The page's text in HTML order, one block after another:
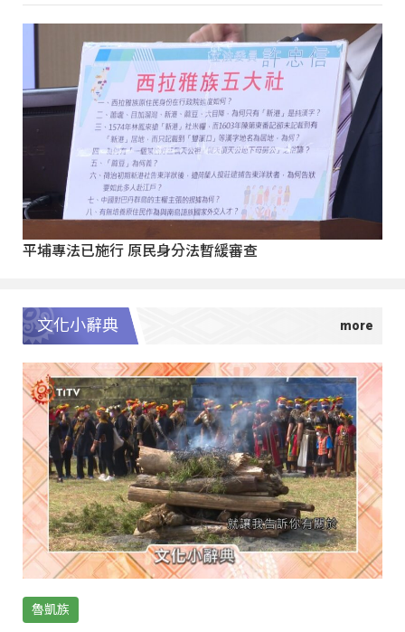
平埔專法已施行 原民身分法暫緩審查
文化小辭典
魯凱族